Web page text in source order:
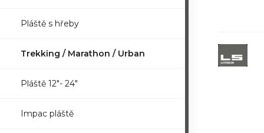
Pláště s hřeby
Trekking / Marathon / Urban
Pláště 12"- 24"
Impac pláště